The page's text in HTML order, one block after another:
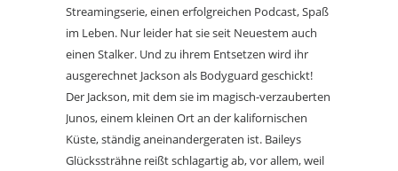
Streamingserie, einen erfolgreichen Podcast, Spaß
im Leben. Nur leider hat sie seit Neuestem auch
einen Stalker. Und zu ihrem Entsetzen wird ihr
ausgerechnet Jackson als Bodyguard geschickt!
Der Jackson, mit dem sie im magisch-verzauberten
Junos, einem kleinen Ort an der kalifornischen
Küste, ständig aneinandergeraten ist. Baileys
Glückssträhne reißt schlagartig ab, vor allem, weil